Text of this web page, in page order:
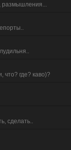
что? где? каво)?
сделать..